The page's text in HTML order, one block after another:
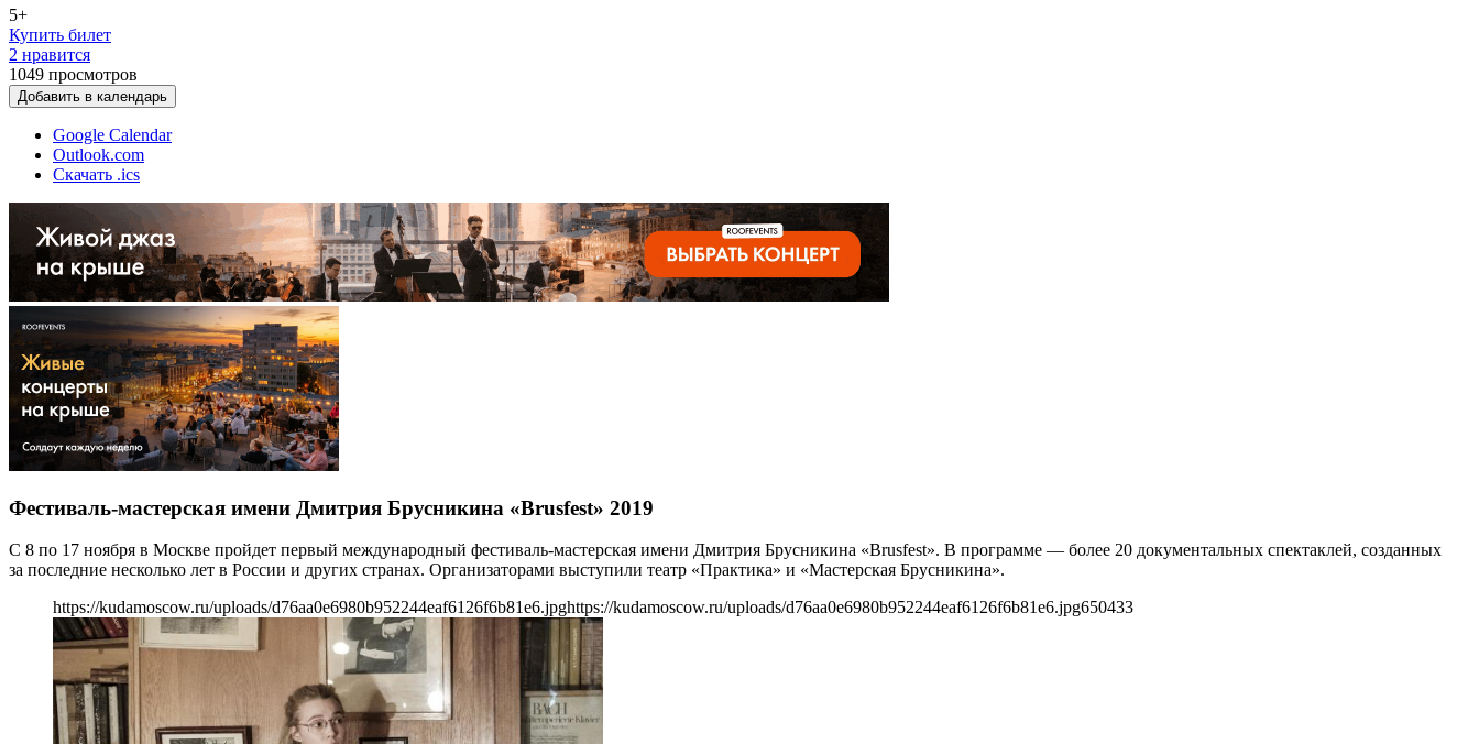
5+
Купить билет
2 нравится
1049 просмотров
Добавить в календарь
Google Calendar
Outlook.com
Скачать .ics
Фестиваль-мастерская имени Дмитрия Брусникина «Brusfest» 2019
С 8 по 17 ноября в Москве пройдет первый международный фестиваль-мастерская имени Дмитрия Брусникина «Brusfest». В программе — более 20 документальных спектаклей, созданных
за последние несколько лет в России и других странах. Организаторами выступили театр «Практика» и «Мастерская Брусникина».
https://kudamoscow.ru/uploads/d76aa0e6980b952244eaf6126f6b81e6.jpghttps://kudamoscow.ru/uploads/d76aa0e6980b952244eaf6126f6b81e6.jpg650433